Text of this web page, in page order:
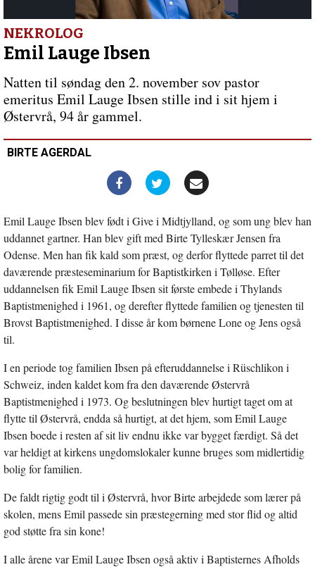
er
ikke
at
elske”
fylder
Kløvermarkskirken
NEKROLOG
Emil Lauge Ibsen
Natten til søndag den 2. november sov pastor
emeritus Emil Lauge Ibsen stille ind i sit hjem i
Østervrå, 94 år gammel.
BIRTE AGERDAL
Emil Lauge Ibsen blev født i Give i Midtjylland, og som ung blev han
uddannet gartner. Han blev gift med Birte Tylleskær Jensen fra
Odense. Men han fik kald som præst, og derfor flyttede parret til det
daværende præsteseminarium for Baptistkirken i Tølløse. Efter
uddannelsen fik Emil Lauge Ibsen sit første embede i Thylands
Baptistmenighed i 1961, og derefter flyttede familien og tjenesten til
Brovst Baptistmenighed. I disse år kom børnene Lone og Jens også
til.
I en periode tog familien Ibsen på efteruddannelse i Rüschlikon i
Schweiz, inden kaldet kom fra den daværende Østervrå
Baptistmenighed i 1973. Og beslutningen blev hurtigt taget om at
flytte til Østervrå, endda så hurtigt, at det hjem, som Emil Lauge
Ibsen boede i resten af sit liv endnu ikke var bygget færdigt. Så det
var heldigt at kirkens ungdomslokaler kunne bruges som midlertidig
bolig for familien.
De faldt rigtig godt til i Østervrå, hvor Birte arbejdede som lærer på
skolen, mens Emil passede sin præstegerning med stor flid og altid
god støtte fra sin kone!
I alle årene var Emil Lauge Ibsen også aktiv i Baptisternes Afholds